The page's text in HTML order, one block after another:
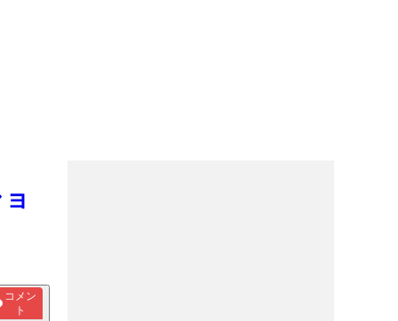
コメン
ト